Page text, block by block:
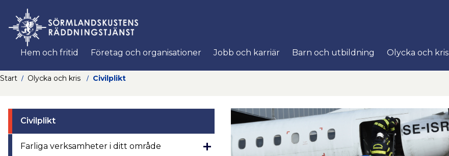
Hoppa till innehåll
Nyköpings kommuns webbplats
Hem och fritid Företag och organisationer Jobb och karriär Barn och utbildning Olycka och kris
Start Olycka och kris Civilplikt
Civilplikt
Farliga verksamheter i ditt område